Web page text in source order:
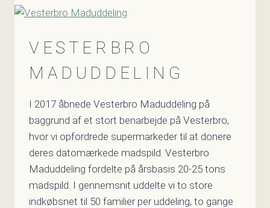
VESTERBRO
MADUDDELING
I 2017 åbnede Vesterbro Maduddeling på
baggrund af et stort benarbejde på Vesterbro,
hvor vi opfordrede supermarkeder til at donere
deres datomærkede madspild. Vesterbro
Maduddeling fordelte på årsbasis 20-25 tons
madspild. I gennemsnit uddelte vi to store
indkøbsnet til 50 familier per uddeling, to gange